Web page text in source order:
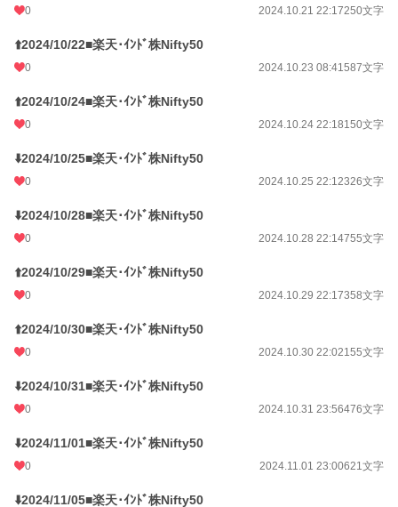
0 2024.10.21 22:17250文字
⬆️2024/10/22■楽天･ｲﾝﾄﾞ株Nifty50
0 2024.10.23 08:41587文字
⬆️2024/10/24■楽天･ｲﾝﾄﾞ株Nifty50
0 2024.10.24 22:18150文字
⬇️2024/10/25■楽天･ｲﾝﾄﾞ株Nifty50
0 2024.10.25 22:12326文字
⬇️2024/10/28■楽天･ｲﾝﾄﾞ株Nifty50
0 2024.10.28 22:14755文字
⬆️2024/10/29■楽天･ｲﾝﾄﾞ株Nifty50
0 2024.10.29 22:17358文字
⬆️2024/10/30■楽天･ｲﾝﾄﾞ株Nifty50
0 2024.10.30 22:02155文字
⬇️2024/10/31■楽天･ｲﾝﾄﾞ株Nifty50
0 2024.10.31 23:56476文字
⬇️2024/11/01■楽天･ｲﾝﾄﾞ株Nifty50
0 2024.11.01 23:00621文字
⬇️2024/11/05■楽天･ｲﾝﾄﾞ株Nifty50